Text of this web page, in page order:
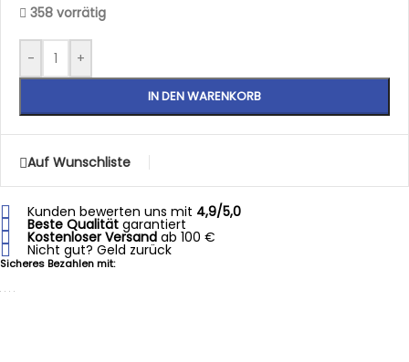
358 vorrätig
- +
IN DEN WARENKORB
Auf Wunschliste
Kunden bewerten uns mit 4,9/5,0
Beste Qualität garantiert
Kostenloser Versand ab 100 €
Nicht gut? Geld zurück
Sicheres Bezahlen mit: